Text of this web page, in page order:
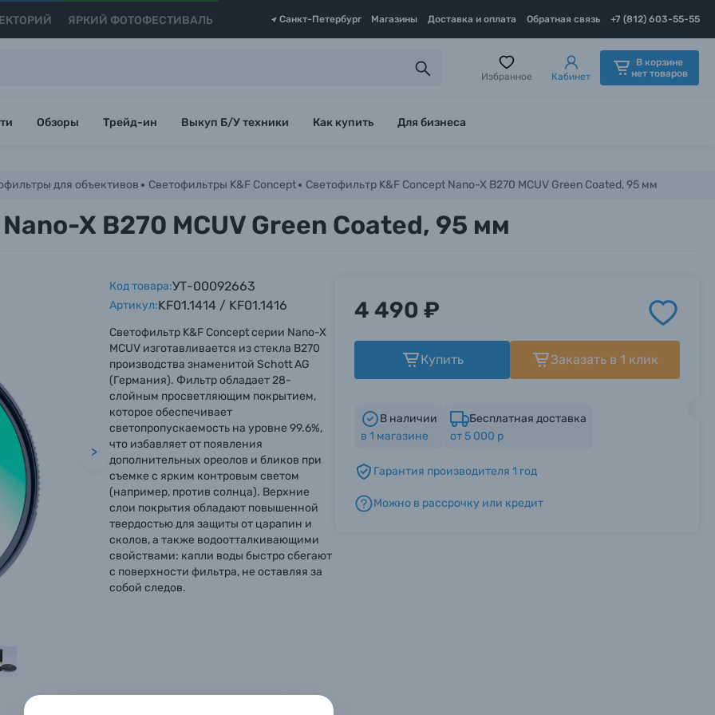
ЯРКИЙ ФОТОФЕСТИВАЛЬ Санкт-Петербург Магазины Доставка и оплата Обратная связь +7 (812) 603-55-55
вопросы?
вопросы?
Избранное Кабинет
В корзине
нет товаров
Обзоры Трейд-ин Выкуп Б/У техники Как купить Для бизнеса
для объективов Светофильтры K&F Concept Светофильтр K&F Concept Nano-X B270 MCUV Green Coated, 95 мм
X B270 MCUV Green Coated, 95 мм
>
Код товара:УТ-00092663
Артикул:KF01.1414 / KF01.1416
Светофильтр K&F Concept серии Nano-X
MCUV изготавливается из стекла B270
производства знаменитой Schott AG
(Германия). Фильтр обладает 28-
слойным просветляющим покрытием,
которое обеспечивает
светопропускаемость на уровне 99.6%,
что избавляет от появления
дополнительных ореолов и бликов при
съемке с ярким контровым светом
(например, против солнца). Верхние
слои покрытия обладают повышенной
твердостью для защиты от царапин и
сколов, а также водоотталкивающими
свойствами: капли воды быстро сбегают
с поверхности фильтра, не оставляя за
собой следов.
4 490 ₽
Купить Заказать в 1 клик
В наличии
в 1 магазине
Бесплатная доставка
от 5 000 р
Гарантия производителя 1 год
Можно в рассрочку или кредит
вопросы?